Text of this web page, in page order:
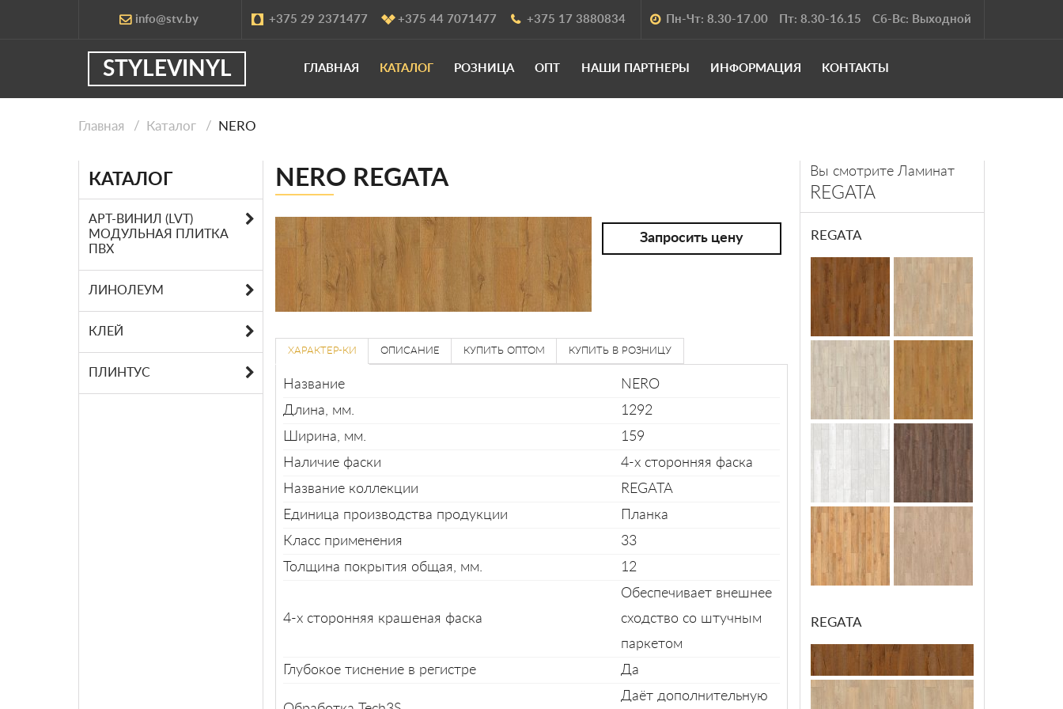
info@stv.by +375 29 2371477 +375 44 7071477 +375 17 3880834 Пн-Чт: 8.30-17.00 Пт: 8.30-16.15 Сб-Вс: Выходной
STYLEVINYL ГЛАВНАЯ КАТАЛОГ РОЗНИЦА ОПТ НАШИ ПАРТНЕРЫ ИНФОРМАЦИЯ KОНТАКТЫ
Главная Каталог NERO
КАТАЛОГ
АРТ-ВИНИЛ (LVT)
МОДУЛЬНАЯ ПЛИТКА
ПВХ
ЛИНОЛЕУМ
КЛЕЙ
ПЛИНТУС
NERO REGATA
Запросить цену
ХАРАКТЕР-КИ ОПИСАНИЕ КУПИТЬ ОПТОМ КУПИТЬ В РОЗНИЦУ
Название
NERO
Длина, мм.
1292
Ширина, мм.
159
Наличие фаски
4-х сторонняя фаска
Название коллекции
REGATA
Единица производства продукции
Планка
Класс применения
33
Толщина покрытия общая, мм.
12
4-х сторонняя крашеная фаска
Обеспечивает внешнее
сходство со штучным
паркетом
Глубокое тиснение в регистре
Да
Даёт дополнительную
Вы смотрите Ламинат
REGATA
REGATA
REGATA